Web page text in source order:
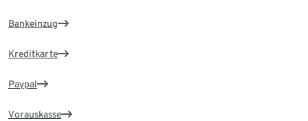
Bankeinzug
Kreditkarte
Paypal
Vorauskasse